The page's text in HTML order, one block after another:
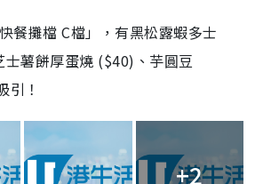
餐攤檔 C檔」，有黑松露蝦多士
士薯餅厚蛋燒 ($40)、 芋圓豆
引！
+2